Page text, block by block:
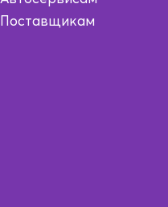
Поставщикам